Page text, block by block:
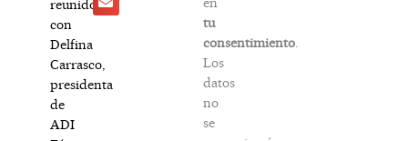
reunido
con
Delfina
Carrasco,
presidenta
de
ADI
tu
consentimiento
Los
datos
no
se